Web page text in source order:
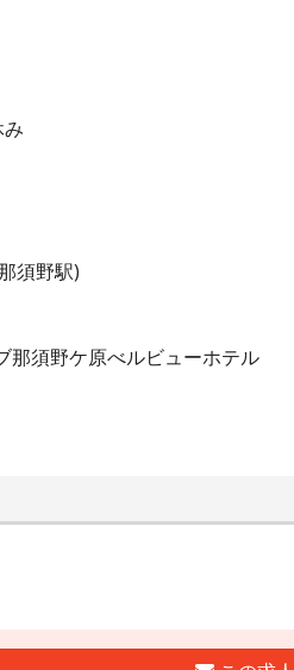
須野駅)
那須野ケ原べルビューホテル